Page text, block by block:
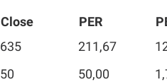
Close PER
635 211,67
50 50,00